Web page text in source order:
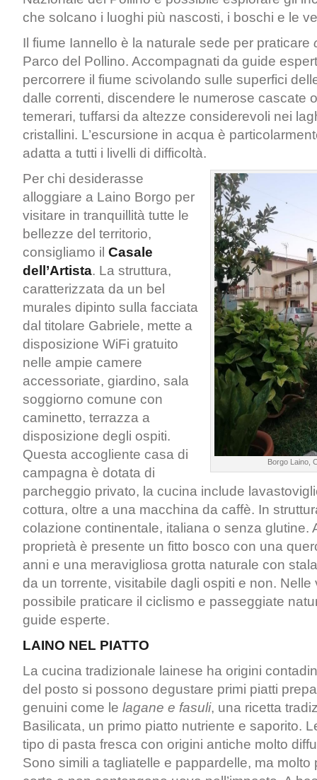
che solcano i luoghi più nascosti, i boschi e le
Il fiume Iannello è la naturale sede per praticare
Parco del Pollino. Accompagnati da guide
percorrere il fiume scivolando sulle superfici
dalle correnti, discendere le numerose cascate
temerari, tuffarsi da altezze considerevoli nei
cristallini. L’escursione in acqua è
adatta a tutti i livelli di difficoltà.
Borgo Laino,
Per chi desiderasse
alloggiare a Laino Borgo per
visitare in tranquillità tutte le
bellezze del territorio,
consigliamo il Casale
dell’Artista. La struttura,
caratterizzata da un bel
murales dipinto sulla facciata
dal titolare Gabriele, mette a
disposizione WiFi gratuito
nelle ampie camere
accessoriate, giardino, sala
soggiorno comune con
caminetto, terrazza a
disposizione degli ospiti.
Questa accogliente casa di
campagna è dotata di
parcheggio privato, la cucina include
cottura, oltre a una macchina da caffè. In
colazione continentale, italiana o senza glutine.
proprietà è presente un fitto bosco con una
anni e una meravigliosa grotta naturale con
da un torrente, visitabile dagli ospiti e non. Nelle
possibile praticare il ciclismo e passeggiate
guide esperte.
LAINO NEL PIATTO
La cucina tradizionale lainese ha origini
del posto si possono degustare primi piatti
genuini come le lagane e fasuli, una ricetta
Basilicata, un primo piatto nutriente e saporito.
tipo di pasta fresca con origini antiche molto
Sono simili a tagliatelle e pappardelle, ma molto